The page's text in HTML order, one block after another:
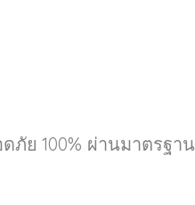
ภัย 100% ผ่านมาตรฐาน